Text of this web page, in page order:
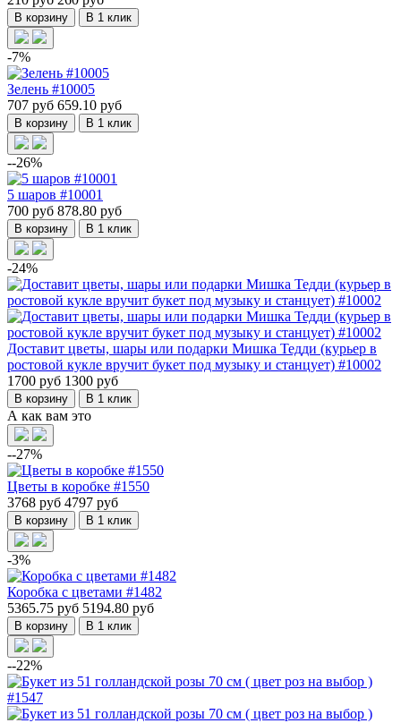
В корзину В 1 клик
-7%
Зелень #10005
707 руб 659.10 руб
В корзину В 1 клик
--26%
5 шаров #10001
700 руб 878.80 руб
В корзину В 1 клик
-24%
Доставит цветы, шары или подарки Мишка Тедди (курьер в
ростовой кукле вручит букет под музыку и станцует) #10002
1700 руб 1300 руб
В корзину В 1 клик
А как вам это
--27%
Цветы в коробке #1550
3768 руб 4797 руб
В корзину В 1 клик
-3%
Коробка с цветами #1482
5365.75 руб 5194.80 руб
В корзину В 1 клик
--22%